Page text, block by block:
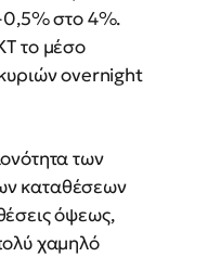
0,5% στο 4%.
το μέσο
overnight
των
καταθέσεων
όψεως,
χαμηλό